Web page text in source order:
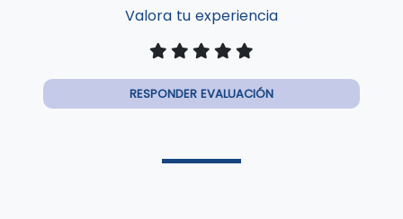
Valora tu experiencia
RESPONDER EVALUACIÓN